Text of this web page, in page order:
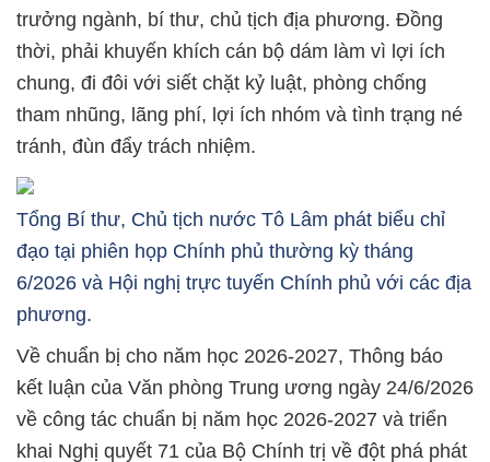
trưởng ngành, bí thư, chủ tịch địa phương. Đồng
thời, phải khuyến khích cán bộ dám làm vì lợi ích
chung, đi đôi với siết chặt kỷ luật, phòng chống
tham nhũng, lãng phí, lợi ích nhóm và tình trạng né
tránh, đùn đẩy trách nhiệm.
Tổng Bí thư, Chủ tịch nước Tô Lâm phát biểu chỉ
đạo tại phiên họp Chính phủ thường kỳ tháng
6/2026 và Hội nghị trực tuyến Chính phủ với các địa
phương.
Về chuẩn bị cho năm học 2026-2027, Thông báo
kết luận của Văn phòng Trung ương ngày 24/6/2026
về công tác chuẩn bị năm học 2026-2027 và triển
khai Nghị quyết 71 của Bộ Chính trị về đột phá phát